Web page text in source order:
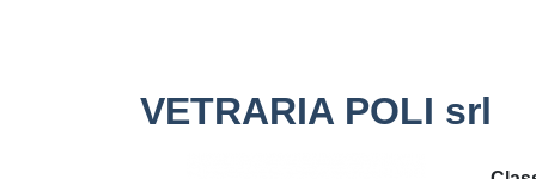
VETRARIA POLI srl